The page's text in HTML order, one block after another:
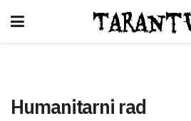
Humanitarni rad